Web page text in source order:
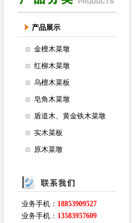
产品展示
金檀木菜墩
红柳木菜墩
乌檀木菜板
皂角木菜墩
盾道木、黄金铁木菜墩
实木菜板
原木菜墩
业务手机： 18853909527
业务手机： 13583957609